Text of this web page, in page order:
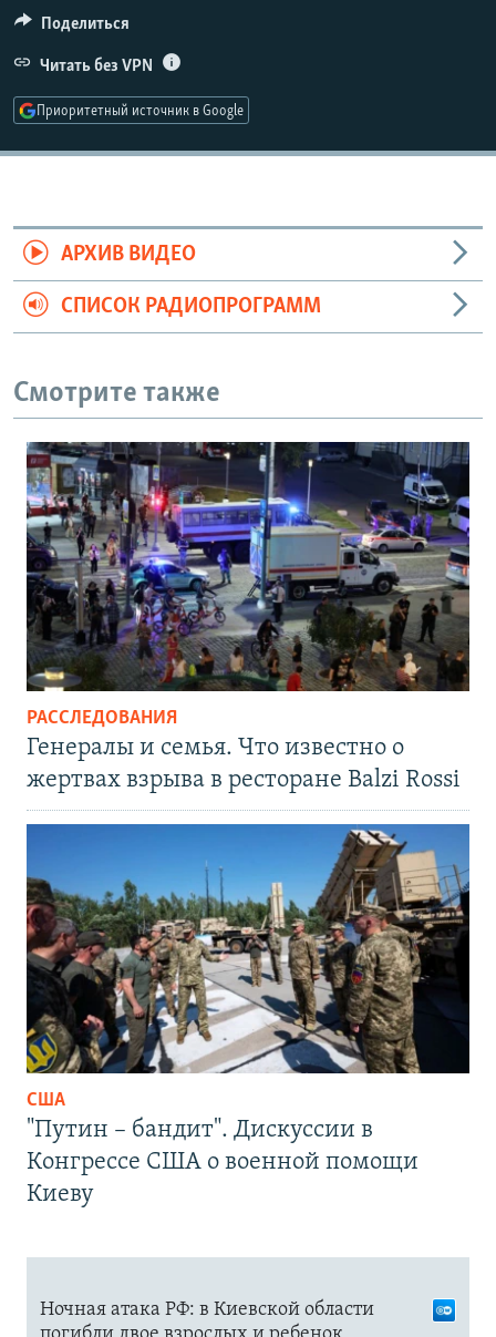
РАСПИСАНИЕ ВЕЩАНИЯ
ПОДПИШИТЕСЬ НА РАССЫЛКУ
СОЦИАЛЬНЫЕ СЕТИ
Все сайты РСЕ/РС
Поделиться
Читать без VPN
Приоритетный источник в Google
АРХИВ ВИДЕО
СПИСОК РАДИОПРОГРАММ
Смотрите также
РАССЛЕДОВАНИЯ
Генералы и семья. Что известно о
жертвах взрыва в ресторане Balzi Rossi
США
"Путин – бандит". Дискуссии в
Конгрессе США о военной помощи
Киеву